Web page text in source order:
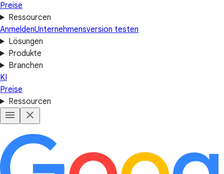
Preise
Ressourcen
AnmeldenUnternehmensversion testen
Lösungen
Produkte
Branchen
KI
Preise
Ressourcen